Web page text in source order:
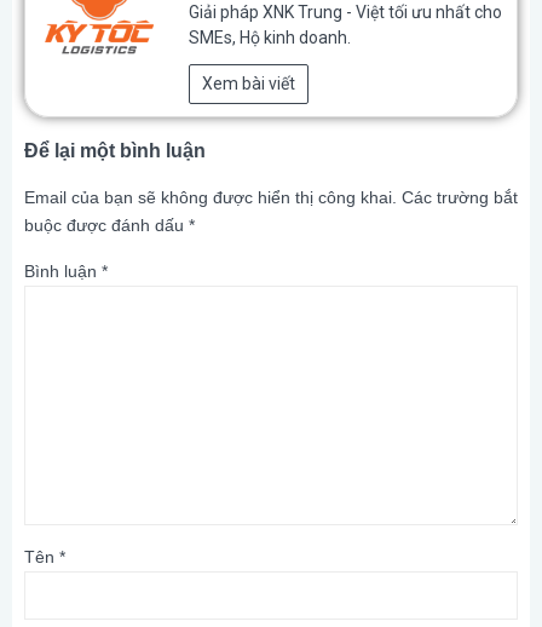
Giải pháp XNK Trung - Việt tối ưu nhất cho
SMEs, Hộ kinh doanh.
Xem bài viết
Để lại một bình luận
Email của bạn sẽ không được hiển thị công khai. Các trường bắt
buộc được đánh dấu *
Bình luận *
Tên *